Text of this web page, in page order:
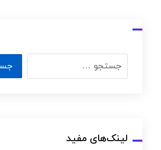
لینک‌های مفید